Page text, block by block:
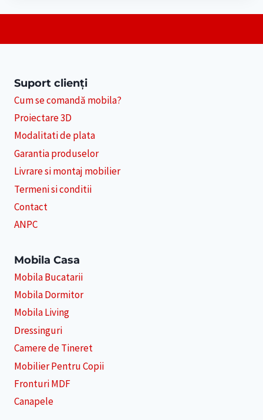
Suport clienți
Cum se comandă mobila?
Proiectare 3D
Modalitati de plata
Garantia produselor
Livrare si montaj mobilier
Termeni si conditii
Contact
ANPC
Mobila Casa
Mobila Bucatarii
Mobila Dormitor
Mobila Living
Dressinguri
Camere de Tineret
Mobilier Pentru Copii
Fronturi MDF
Canapele